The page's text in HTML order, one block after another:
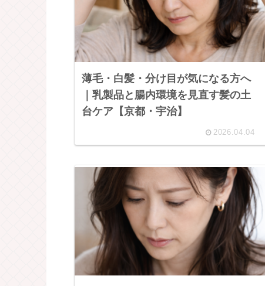
薄毛・白髪・分け目が気になる方へ
｜乳製品と腸内環境を見直す髪の土
台ケア【京都・宇治】
2026.04.04